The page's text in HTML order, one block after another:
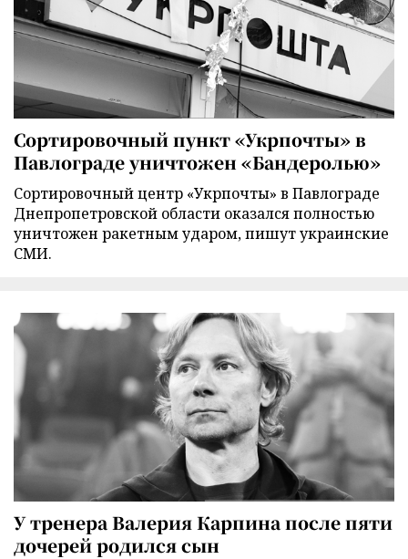
Сортировочный пункт «Укрпочты» в
Павлограде уничтожен «Бандеролью»
Сортировочный центр «Укрпочты» в Павлограде
Днепропетровской области оказался полностью
уничтожен ракетным ударом, пишут украинские
СМИ.
У тренера Валерия Карпина после пяти
дочерей родился сын